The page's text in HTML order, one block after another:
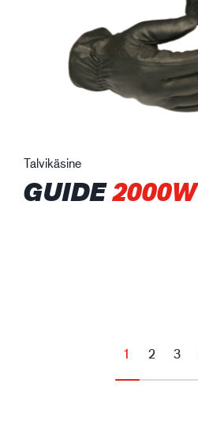
Talvikäsine
GUIDE2000W
1 2 3